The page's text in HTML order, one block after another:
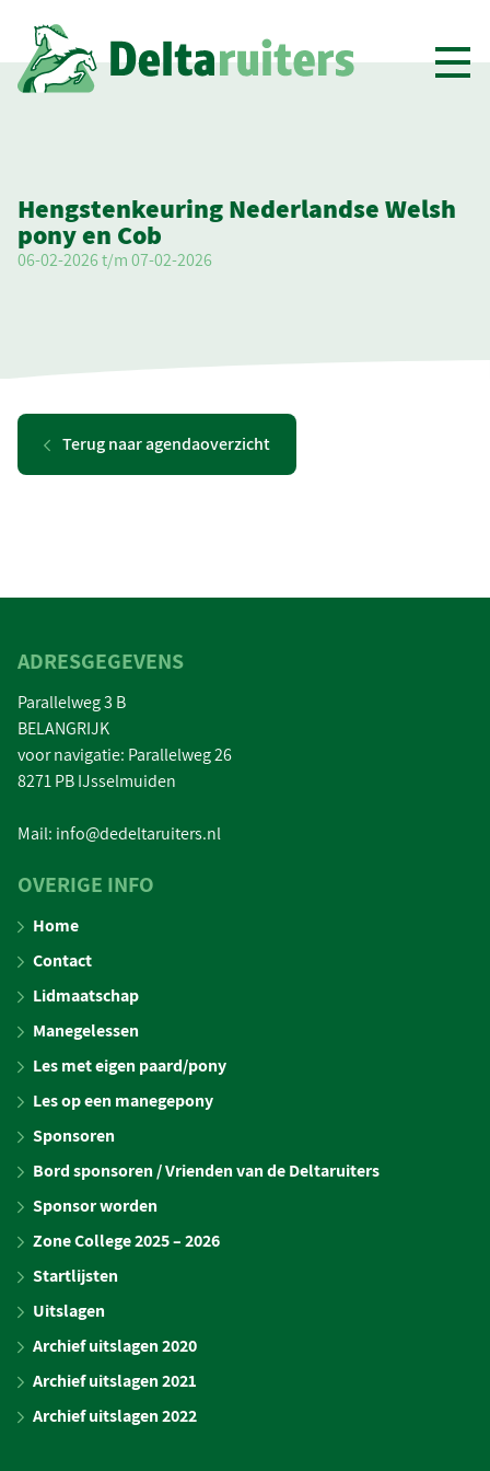
Toon
Hengstenkeuring Nederlandse Welsh
pony en Cob
06-02-2026 t/m 07-02-2026
Terug naar agendaoverzicht
ADRESGEGEVENS
Parallelweg 3 B
BELANGRIJK
voor navigatie: Parallelweg 26
8271 PB IJsselmuiden
Mail: info@dedeltaruiters.nl
OVERIGE INFO
Home
Contact
Lidmaatschap
Manegelessen
Les met eigen paard/pony
Les op een manegepony
Sponsoren
Bord sponsoren / Vrienden van de Deltaruiters
Sponsor worden
Zone College 2025 – 2026
Startlijsten
Uitslagen
Archief uitslagen 2020
Archief uitslagen 2021
Archief uitslagen 2022